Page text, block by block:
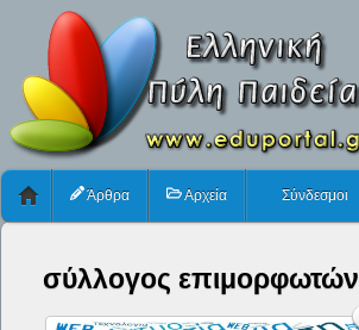
Άρθρα Αρχεία Σύνδεσμοι
σύλλογος επιμορφωτών